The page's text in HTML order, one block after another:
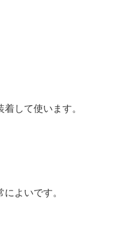
して使います。
よいです。